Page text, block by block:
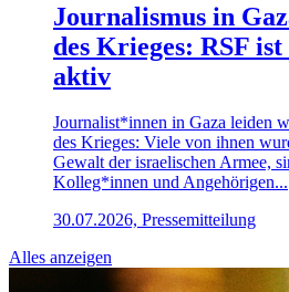
Journalismus in
des Krieges: RSF
aktiv
Journalist*innen in Gaza leiden
des Krieges: Viele von ihnen
Gewalt der israelischen Armee,
Kolleg*innen und Angehörigen...
30.07.2026, Pressemitteilung
Alles anzeigen